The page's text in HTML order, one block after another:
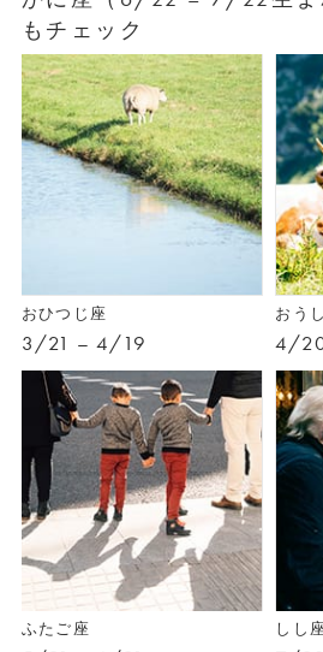
もチェック
おひつじ座
3/21 – 4/19
おう
4/
ふたご座 しし